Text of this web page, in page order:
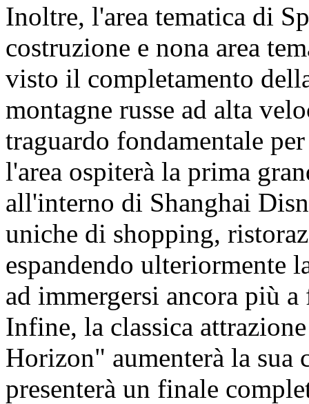
Inoltre, l'area tematica di
costruzione e nona area
visto il completamento
montagne russe ad alta
traguardo fondamentale
l'area ospiterà la prima
all'interno di Shanghai
uniche di shopping,
espandendo ulteriormente
ad immergersi ancora più
Infine, la classica
Horizon" aumenterà la sua
presenterà un finale